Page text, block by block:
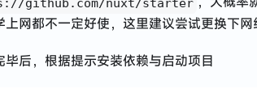
上网都不一定好使，这里建议尝试更换下网
毕后，根据提示安装依赖与启动项目